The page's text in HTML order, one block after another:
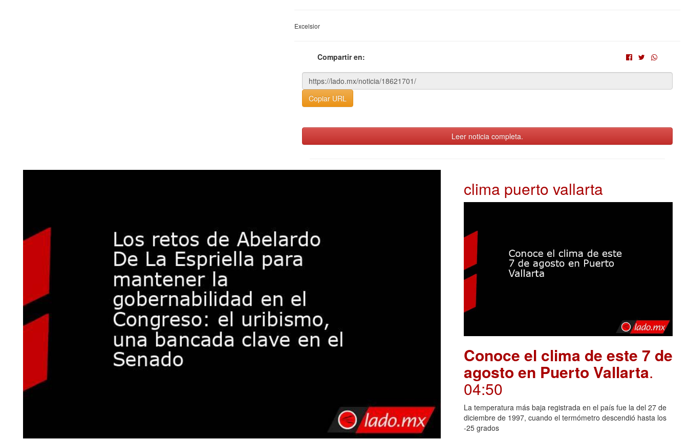
Excelsior
Compartir en:
Copiar URL
Leer noticia completa.
clima puerto vallarta
Conoce el clima de este 7 de
agosto en Puerto Vallarta.
04:50
La temperatura más baja registrada en el país fue la del 27 de
diciembre de 1997, cuando el termómetro descendió hasta los
-25 grados